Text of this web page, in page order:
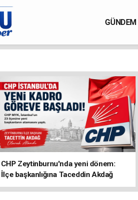
GÜNDEM
CHP Zeytinburnu'nda yeni dönem:
İlçe başkanlığına Taceddin Akdağ
atandı